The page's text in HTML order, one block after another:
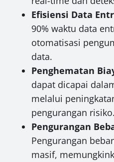
Efisiensi Data
90% waktu data
otomatisasi
data.
Penghematan
dapat dicapai
melalui
pengurangan risiko.
Pengurangan
Pengurangan
masif,